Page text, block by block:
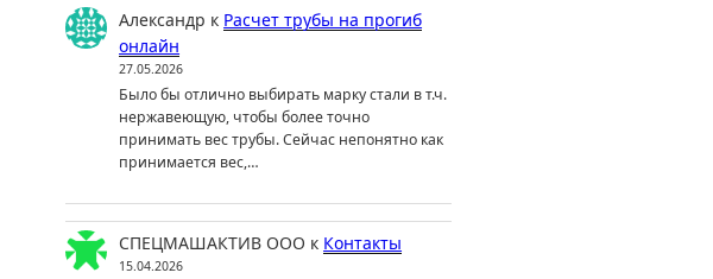
Александр к Расчет трубы на прогиб
онлайн
27.05.2026
Было бы отлично выбирать марку стали в т.ч.
нержавеющую, чтобы более точно
принимать вес трубы. Сейчас непонятно как
принимается вес,…
СПЕЦМАШАКТИВ ООО к Контакты
15.04.2026